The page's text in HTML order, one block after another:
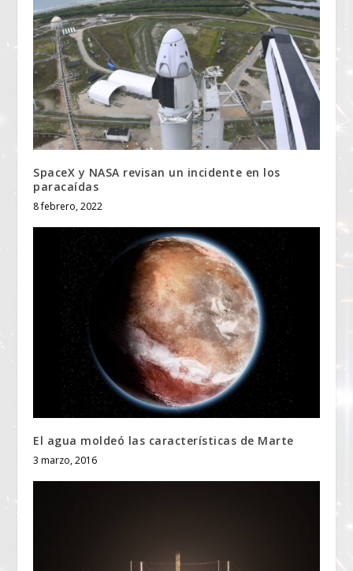
SpaceX y NASA revisan un incidente en los
paracaídas
8 febrero, 2022
El agua moldeó las características de Marte
3 marzo, 2016